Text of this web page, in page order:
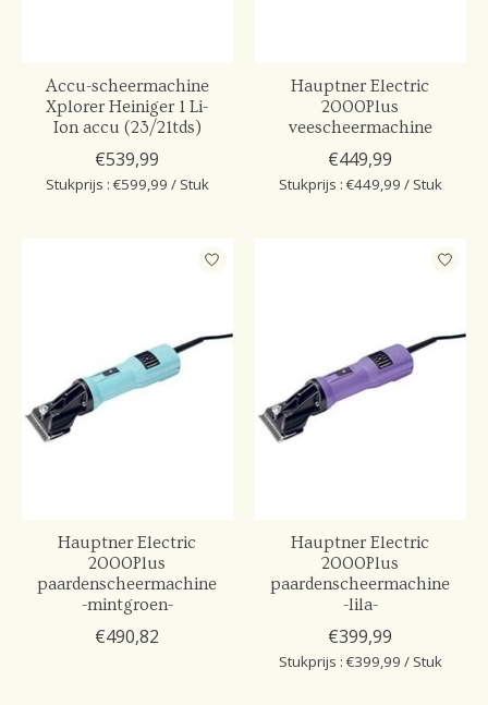
Accu-scheermachine
Xplorer Heiniger 1 Li-
Ion accu (23/21tds)
€539,99
Stukprijs : €599,99 / Stuk
Hauptner Electric
2000Plus
veescheermachine
€449,99
Stukprijs : €449,99 / Stuk
Hauptner Electric
2000Plus
paardenscheermachine
-mintgroen-
€490,82
Hauptner Electric
2000Plus
paardenscheermachine
-lila-
€399,99
Stukprijs : €399,99 / Stuk